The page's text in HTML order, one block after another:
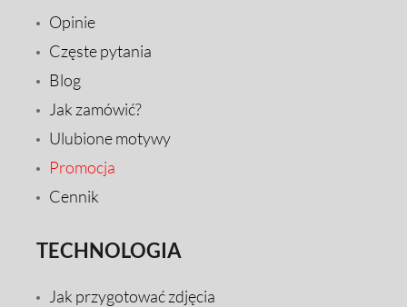
Opinie
Częste pytania
Blog
Jak zamówić?
Ulubione motywy
Promocja
Cennik
TECHNOLOGIA
Jak przygotować zdjęcia